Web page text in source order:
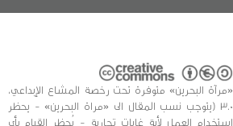
«مرآة البحرين» متوفرة تحت رخصة المشاع الإبداعي،
3.0 (يتوجب نسب المقال الى «مراة البحرين» - يحظر
استخدام العمل لأية غايات تجارية - يُحظر القيام بأي